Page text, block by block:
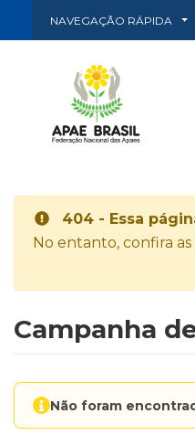
NAVEGAÇÃO RÁPIDA
404 - Essa
No entanto, confira
Campanha
Não foram